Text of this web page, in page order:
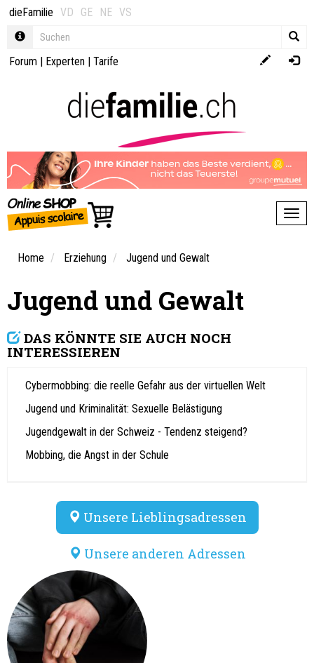
dieFamilie VD GE NE VS
Forum | Experten | Tarife
Home Erziehung Jugend und Gewalt
Jugend und Gewalt
DAS KÖNNTE SIE AUCH NOCH
INTERESSIEREN
Cybermobbing: die reelle Gefahr aus der virtuellen Welt
Jugend und Kriminalität: Sexuelle Belästigung
Jugendgewalt in der Schweiz - Tendenz steigend?
Mobbing, die Angst in der Schule
Unsere Lieblingsadressen
Unsere anderen Adressen